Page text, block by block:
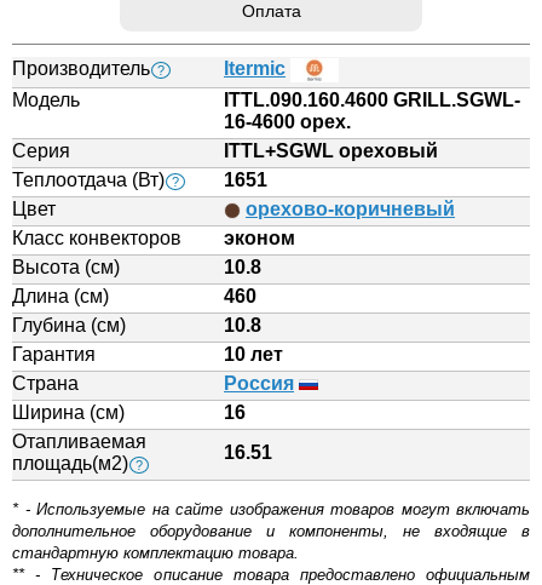
Оплата
Производитель ?
Itermic
Модель
ITTL.090.160.4600 GRILL.SGWL-
16-4600 орех.
Серия
ITTL+SGWL ореховый
Теплоотдача (Вт) ?
1651
Цвет
орехово-коричневый
Класс конвекторов
эконом
Высота (см)
10.8
Длина (см)
460
Глубина (см)
10.8
Гарантия
10 лет
Страна
Россия
Ширина (см)
16
Отапливаемая
площадь(м2) ?
16.51
* - Используемые на сайте изображения товаров могут включать
дополнительное оборудование и компоненты, не входящие в
стандартную комплектацию товара.
** - Техническое описание товара предоставлено официальным